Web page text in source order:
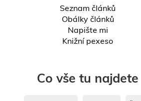
Seznam článků
Obálky článků
Napište mi
Knižní pexeso
Co vše tu najdete